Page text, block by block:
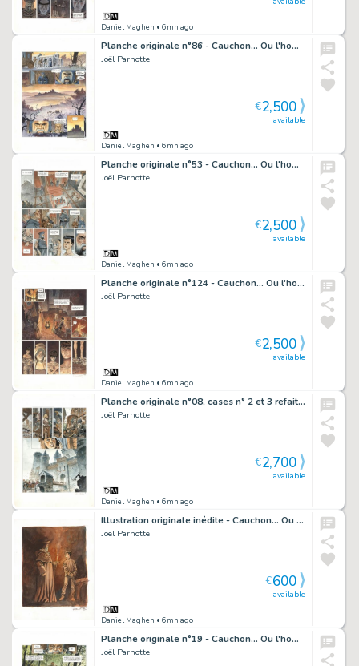
Daniel Maghen • 6mn ago
Planche originale n°86 - Cauchon... Ou l'homme qui tua Jeanne d'Arc
Joël Parnotte
Daniel Maghen • 6mn ago
available
€2,500
Planche originale n°53 - Cauchon... Ou l'homme qui tua Jeanne d'Arc
Joël Parnotte
Daniel Maghen • 6mn ago
available
€2,500
Planche originale n°124 - Cauchon... Ou l'homme qui tua Jeanne d'Arc
Joël Parnotte
Daniel Maghen • 6mn ago
available
€2,500
Planche originale n°08, cases n° 2 et 3 refaites - Cauchon... Ou l'homme qui tua Jeanne d'Arc
Joël Parnotte
Daniel Maghen • 6mn ago
available
€2,700
Illustration originale inédite - Cauchon... Ou l'homme qui tua Jeanne d'Arc
Joël Parnotte
Daniel Maghen • 6mn ago
available
€600
Planche originale n°19 - Cauchon... Ou l'homme qui tua Jeanne d'Arc
Joël Parnotte